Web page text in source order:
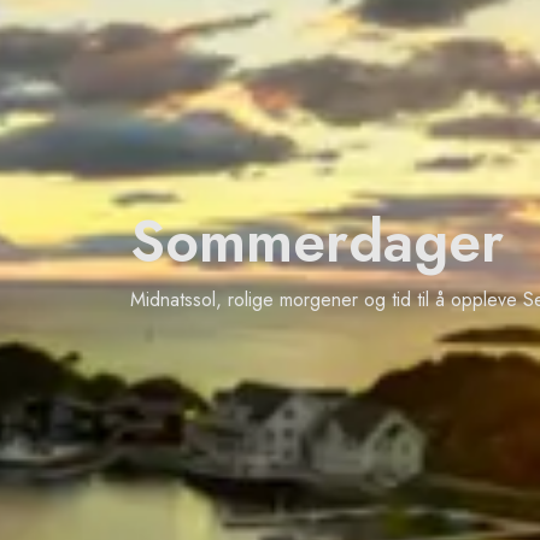
Sommerdager
Midnatssol, rolige morgener og tid til å oppleve